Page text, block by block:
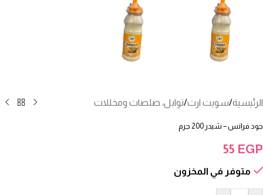
الرئيسية/سويت ارت/توابل، صلصات ومخللات
جود فرانس – شيدر 200 جرم
55 EGP
متوفر في المخزون